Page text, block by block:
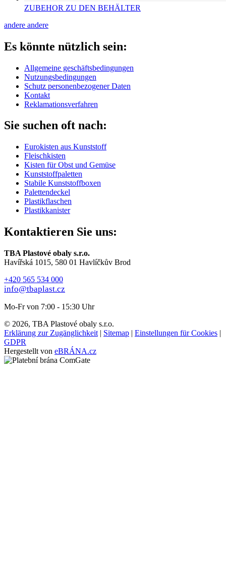
ZUBEHOR ZU DEN BEHÄLTER
andere andere
Es könnte nützlich sein:
Allgemeine geschäftsbedingungen
Nutzungsbedingungen
Schutz personenbezogener Daten
Kontakt
Reklamationsverfahren
Sie suchen oft nach:
Eurokisten aus Kunststoff
Fleischkisten
Kisten für Obst und Gemüse
Kunststoffpaletten
Stabile Kunststoffboxen
Palettendeckel
Plastikflaschen
Plastikkanister
Kontaktieren Sie uns:
TBA Plastové obaly s.r.o.
Havířská 1015, 580 01 Havlíčkův Brod
+420 565 534 000
info@tbaplast.cz
Mo-Fr von 7:00 - 15:30 Uhr
© 2026, TBA Plastové obaly s.r.o.
Erklärung zur Zugänglichkeit | Sitemap | Einstellungen für Cookies |
GDPR
Hergestellt von eBRÁNA.cz